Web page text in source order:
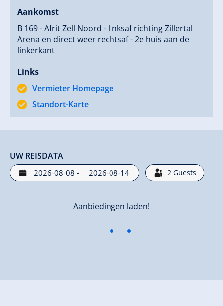
schoenendroger kan ook gratis worden gebruikt.
Voor het huis bevindt zich een grote parkeerplaats.
WLAN is in het hele huis gratis.
mogen verwelkomen, Familie Wildauer.
Aankomst
B 169 - Afrit Zell Noord - linksaf richting Zillertal
Arena en direct weer rechtsaf - 2e huis aan de
linkerkant
Links
Vermieter Homepage
Standort-Karte
UW REISDATA
- 2 Guests
Aanbiedingen laden!